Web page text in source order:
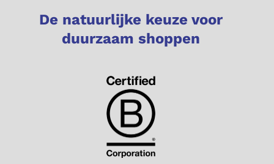
De natuurlijke keuze voor
duurzaam shoppen